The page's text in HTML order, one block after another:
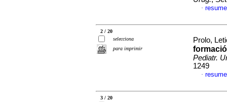
·
2 / 20
selecciona
para imprimir
Prolo,
Pediatr.
1249
·
3 / 20